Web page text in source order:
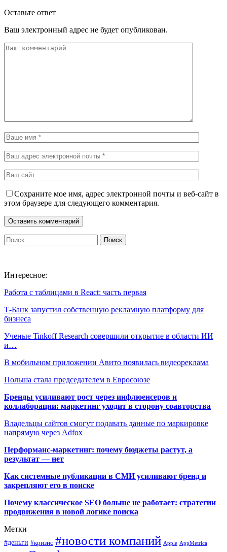
Оставьте ответ
Ваш электронный адрес не будет опубликован.
Сохраните мое имя, адрес электронной почты и веб-сайт в
этом браузере для следующего комментария.
Интересное:
Работа с таблицами в React: часть первая
Т-Банк запустил собственную рекламную платформу для
бизнеса
Ученые Tinkoff Research совершили открытие в области ИИ
и…
В мобильном приложении Авито появилась видеореклама
Польша стала председателем в Евросоюзе
Бренды усиливают рост через инфлюенсеров и
коллаборации: маркетинг уходит в сторону соавторства
Владельцы сайтов смогут подавать данные по маркировке
напрямую через Adfox
Перформанс-маркетинг: почему бюджеты растут, а
результат — нет
Как системные публикации в СМИ усиливают бренд и
закрепляют его в поиске
Почему классическое SEO больше не работает: стратегии
продвижения в новой логике поиска
Метки
#деньги #кризис #новости компаний Apple AppMetrica